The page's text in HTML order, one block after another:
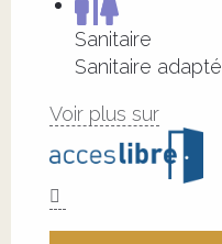
Sanitaire
Sanitaire adapté
Voir plus sur